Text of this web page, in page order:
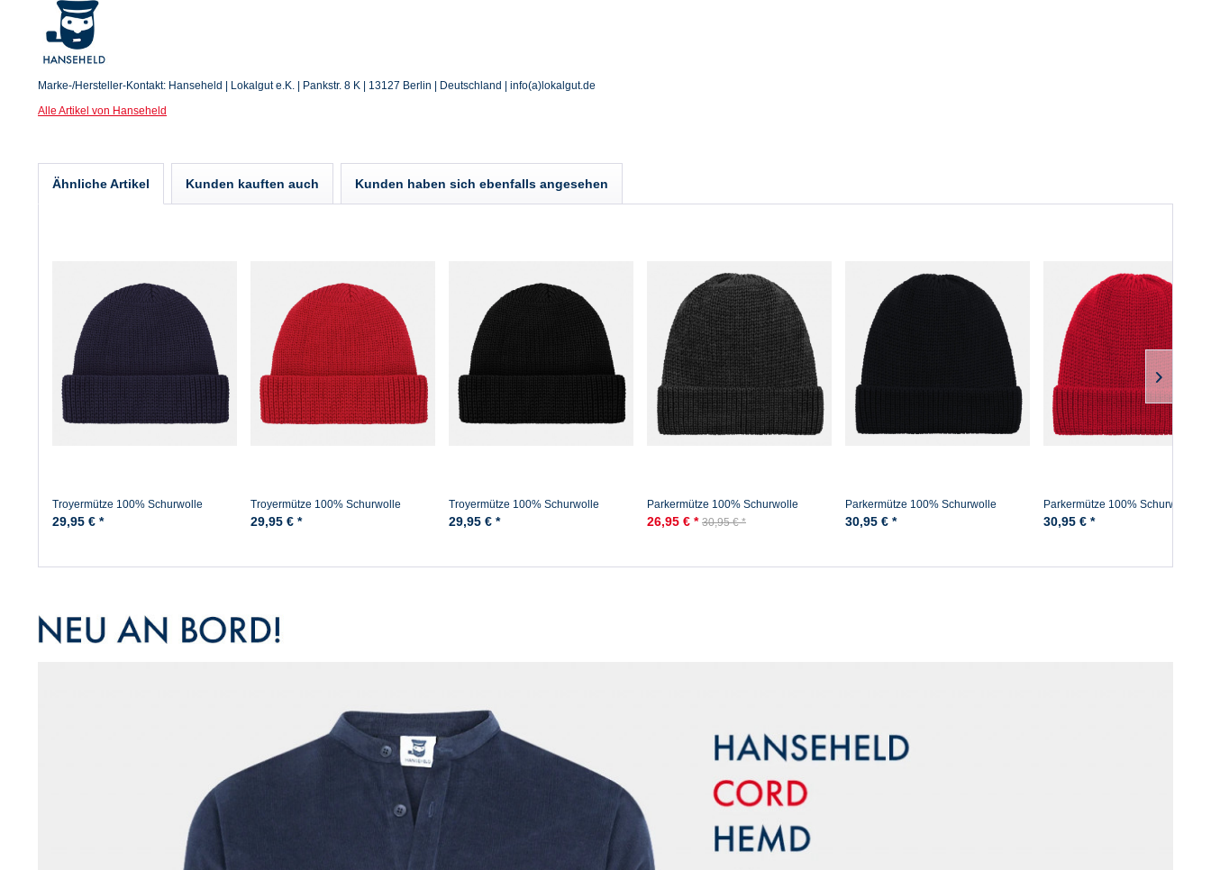
Marke-/Hersteller-Kontakt: Hanseheld | Lokalgut e.K. | Pankstr. 8 K | 13127 Berlin | Deutschland | info(a)lokalgut.de
Alle Artikel von Hanseheld
Ähnliche Artikel Kunden kauften auch Kunden haben sich ebenfalls angesehen
Troyermütze 100% Schurwolle
Hanseheld - Strickmütze aus Wolle -
29,95 € *
Troyermütze 100% Schurwolle
Hanseheld - Strickmütze aus Wolle -
29,95 € *
Troyermütze 100% Schurwolle
Hanseheld - Strickmütze aus Wolle -
29,95 € *
Parkermütze 100% Schurwolle
Hanseheld Strickmütze Wolle -
26,95 € * 30,95 € *
Parkermütze 100% Schurwolle
Hanseheld Strickmütze Wolle -
30,95 € *
Parkermütze 100% Schurwolle
Hanseheld Strickmütze Wolle -
30,95 € *